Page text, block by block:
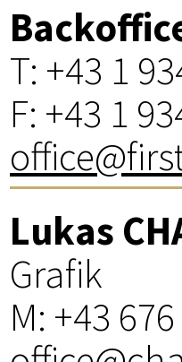
T: +43 1
F: +43 1
Lukas
Grafik
M: +43